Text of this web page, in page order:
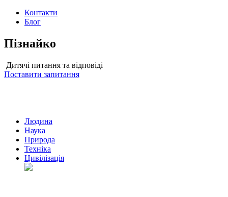
Контакти
Блог
Пізнайко
Дитячі питання та відповіді
Поставити запитання
Людина
Наука
Природа
Техніка
Цивілізація